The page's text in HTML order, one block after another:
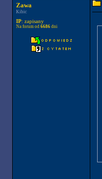
Zawa
Kibic
IP: zapisany
Na forum od 6686dni